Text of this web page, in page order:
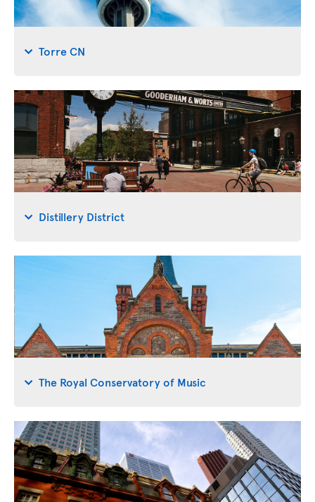
Torre CN
Distillery District
The Royal Conservatory of Music